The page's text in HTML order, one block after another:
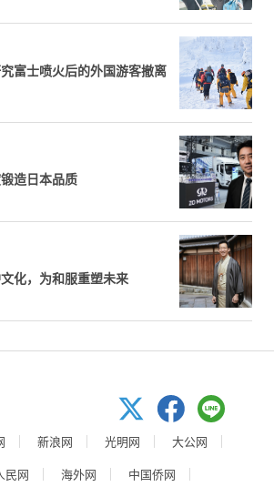
富士喷火后的外国游客撤离
造日本品质
化，为和服重塑未来
新浪网 光明网
大公网
民网 海外网
中国侨网